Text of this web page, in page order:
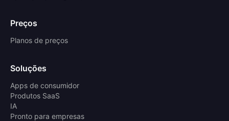
Preços
Planos de preços
Soluções
Apps de consumidor
Produtos SaaS
IA
Pronto para empresas